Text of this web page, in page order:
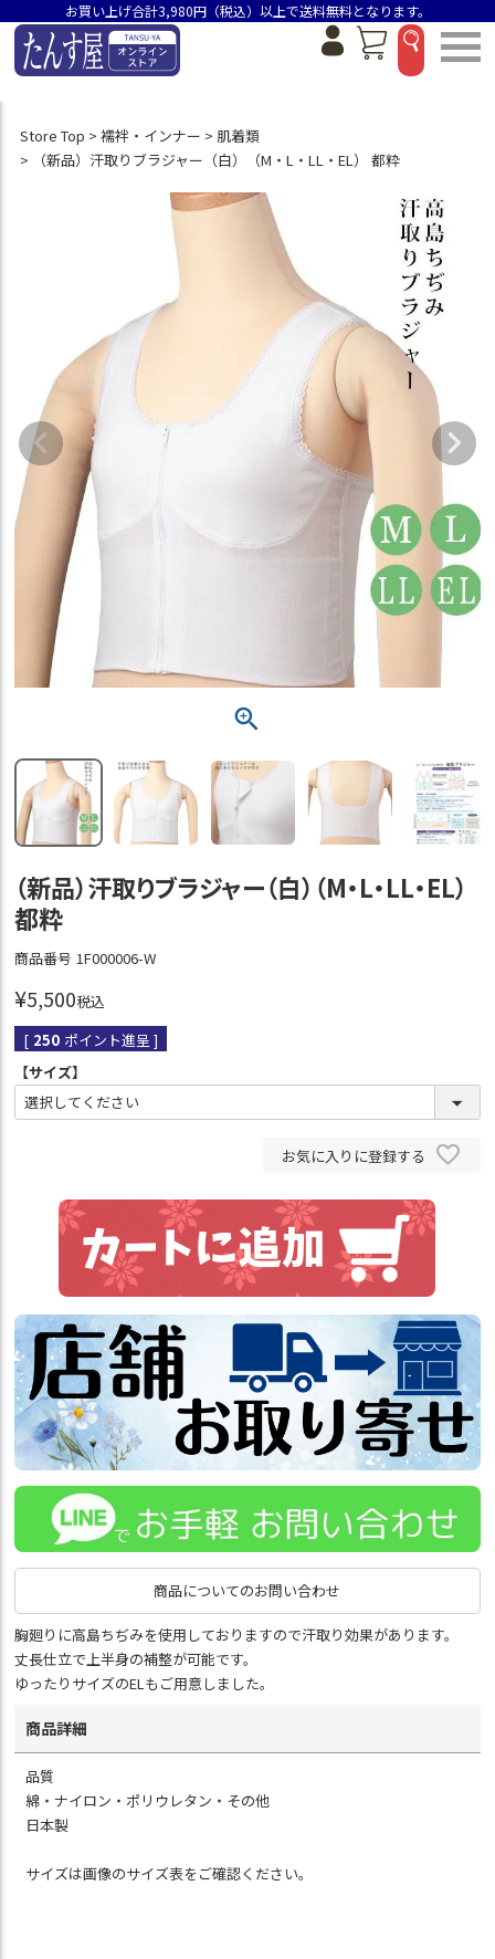
お買い上げ合計3,980円（税込）以上で送料無料となります。
Store Top 襦袢・インナー
肌着類
（新品）汗取りブラジャー（白）（M・L・LL・EL） 都粋
（新品）汗取りブラジャー（白）（M・L・LL・EL）
都粋
商品番号 1F000006-W
¥5,500税込
[ 250 ポイント進呈 ]
【サイズ】
お気に入りに登録する
商品についてのお問い合わせ
胸廻りに高島ちぢみを使用しておりますので汗取り効果があります。
丈長仕立で上半身の補整が可能です。
ゆったりサイズのELもご用意しました。
商品詳細
品質
綿・ナイロン・ポリウレタン・その他
日本製
サイズは画像のサイズ表をご確認ください。